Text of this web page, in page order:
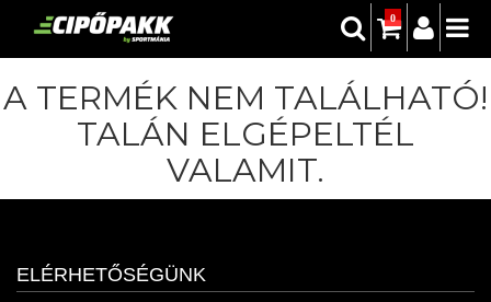
0
A TERMÉK NEM TALÁLHATÓ!
TALÁN ELGÉPELTÉL
VALAMIT.
ELÉRHETŐSÉGÜNK